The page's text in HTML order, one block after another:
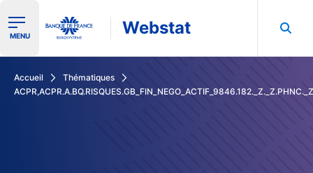
Ouvrir le menu de navigation
MENU Webstat
Accueil
Thématiques